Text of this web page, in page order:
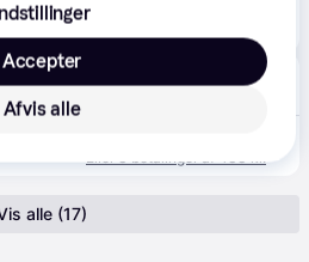
Ninja BN750EU 2-i-1 Blender 1200W (1,9/0,65 Liter)
Eller 3 betalinger af 398 kr.
Eller 3 betalinger af 433 kr.
alle (17)
Afvis alle
Accepter